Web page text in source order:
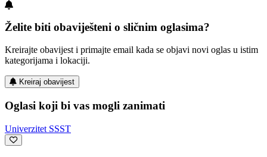
Želite biti obaviješteni o sličnim oglasima?
Kreirajte obavijest i primajte email kada se objavi novi oglas u istim
kategorijama i lokaciji.
Kreiraj obavijest
Oglasi koji bi vas mogli zanimati
Univerzitet SSST